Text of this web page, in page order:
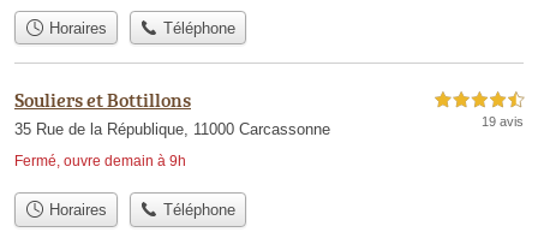
Horaires Téléphone
Souliers et Bottillons
35 Rue de la République, 11000 Carcassonne
Fermé, ouvre demain à 9h
4,5 étoiles sur 5
19 avis
Horaires Téléphone